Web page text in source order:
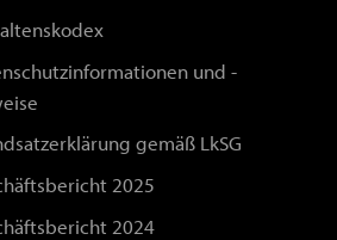
und -
gemäß LkSG
2025
2024